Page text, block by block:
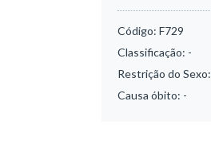
Código: F729
Classificação: -
Restrição do Sexo:
Causa óbito: -